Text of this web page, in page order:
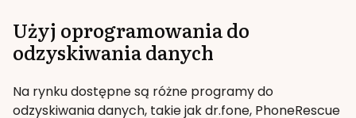
Użyj oprogramowania do
odzyskiwania danych
Na rynku dostępne są różne programy do
odzyskiwania danych, takie jak dr.fone, PhoneRescue